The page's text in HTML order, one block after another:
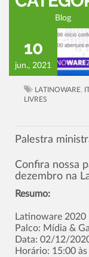
Blog
10
jun., 2021
LATINOWARE
LIVRES
Palestra
Confira nossa
dezembro na
Resumo:
Latinoware 2020
Palco: Mídia &
Data: 02/12/
Horário: 15:00